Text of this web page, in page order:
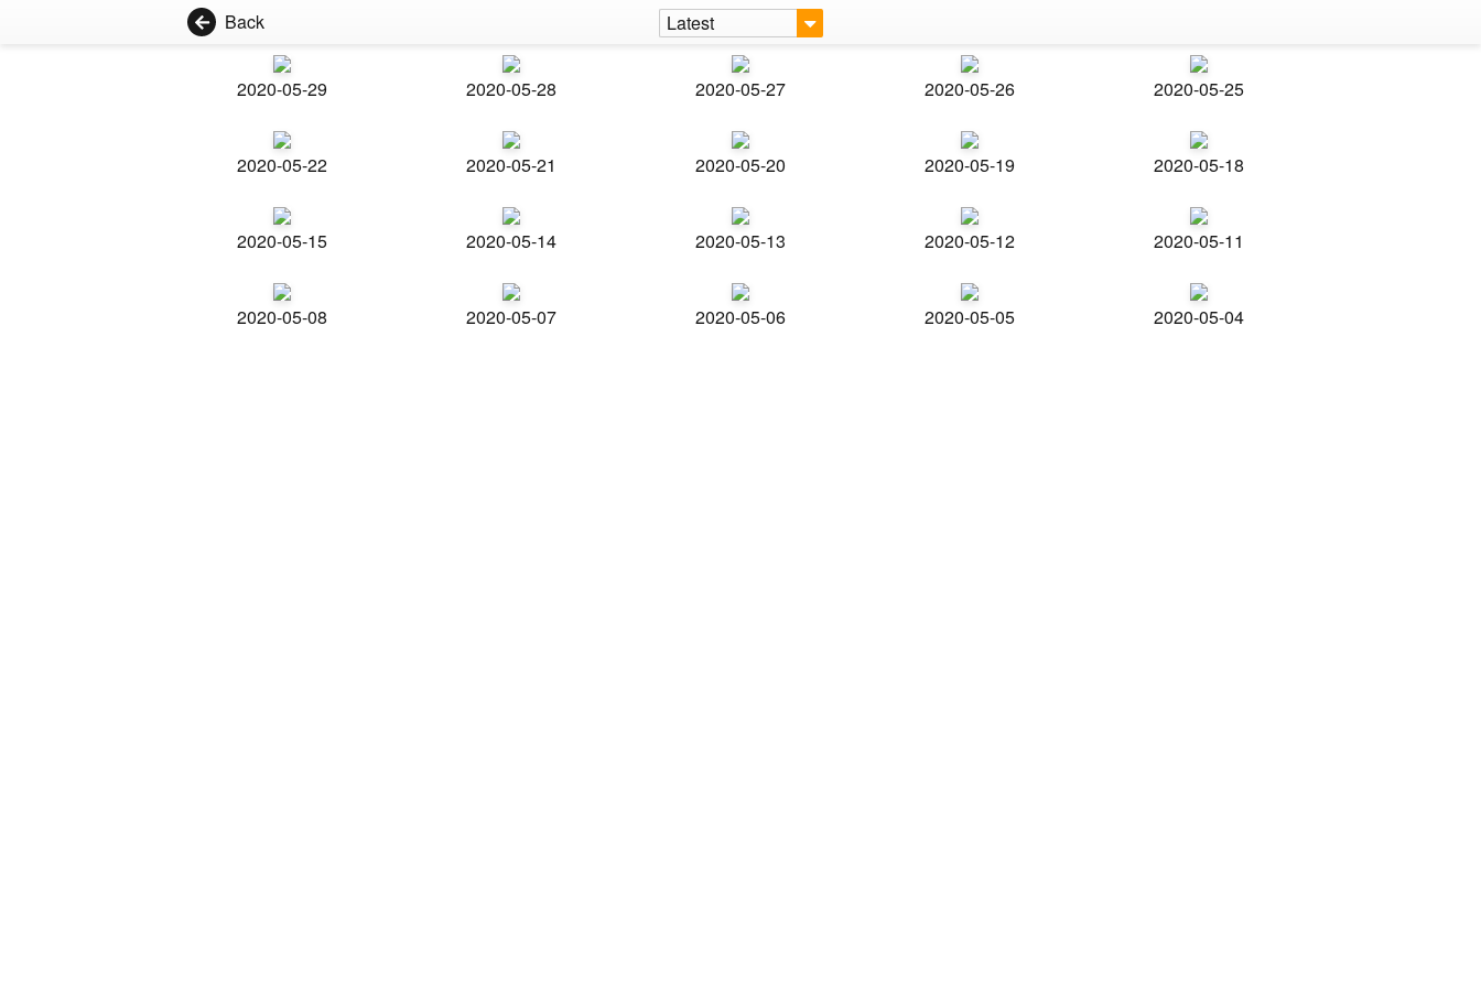
Back Latest
2020-05-29 2020-05-28 2020-05-27 2020-05-26 2020-05-25
2020-05-22 2020-05-21 2020-05-20 2020-05-19 2020-05-18
2020-05-15 2020-05-14 2020-05-13 2020-05-12 2020-05-11
2020-05-08 2020-05-07 2020-05-06 2020-05-05 2020-05-04